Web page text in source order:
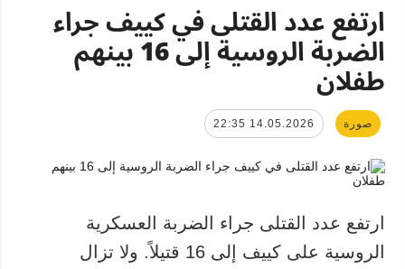
ارتفع عدد القتلى في كييف جراء
الضربة الروسية إلى 16 بينهم
طفلان
صورة 14.05.2026 22:35
ارتفع عدد القتلى جراء الضربة العسكرية
الروسية على كييف إلى 16 قتيلاً. ولا تزال